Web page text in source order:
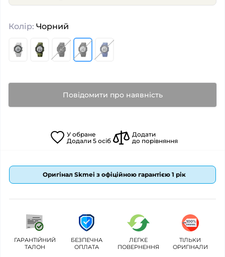
Колір: Чорний
Повідомити про наявність
У обране
Додали 5осіб
Додати
до порівняння
Оригінал Skmei з офіційною гарантією 1 рік
ГАРАНТІЙНИЙ
ТАЛОН
БЕЗПЕЧНА
ОПЛАТА
ЛЕГКЕ
ПОВЕРНЕННЯ
ТІЛЬКИ
ОРИГІНАЛИ